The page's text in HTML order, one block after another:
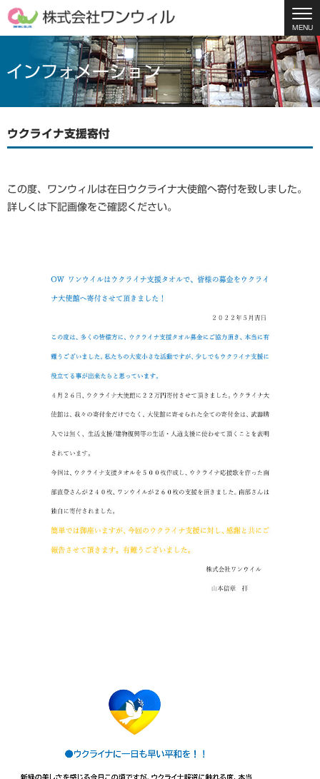
MENU
インフォメーション
ウクライナ支援寄付
この度、ワンウィルは在日ウクライナ大使館へ寄付を致しました。
詳しくは下記画像をご確認ください。